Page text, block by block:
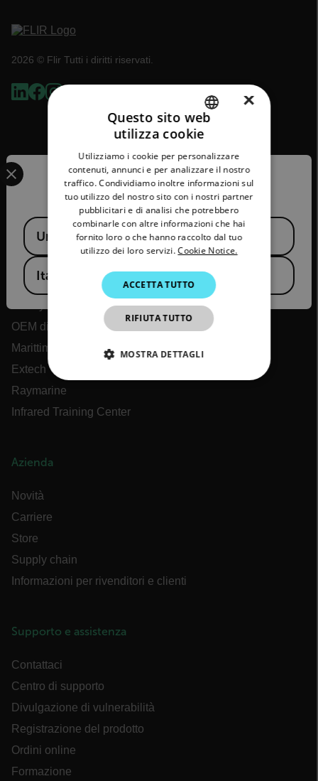
2026 © Flir Tutti i diritti riservati.
Flir
Informazioni su Flir
Tecnologie Teledyne
Teledyne FLIR Defense
OEM di Teledyne FLIR
Marittimo di Flir
Extech
Raymarine
Infrared Training Center
Azienda
Novità
Carriere
Store
Supply chain
Informazioni per rivenditori e clienti
Supporto e assistenza
Contattaci
Centro di supporto
Divulgazione di vulnerabilità
Registrazione del prodotto
Ordini online
Formazione
Confirm Location
Select your preferred country and language from the
Available Locations
United States
Italy
ENGLISH
GERMAN
FRENCH
SPANISH
PORTUGUESE
KOREAN
JAPANESE
CHINESE
×
Questo sito web
utilizza cookie
Utilizziamo i cookie per personalizzare
contenuti, annunci e per analizzare il nostro
traffico. Condividiamo inoltre informazioni sul
tuo utilizzo del nostro sito con i nostri partner
pubblicitari e di analisi che potrebbero
combinarle con altre informazioni che hai
fornito loro o che hanno raccolto dal tuo
utilizzo dei loro servizi. Cookie Notice.
ACCETTA TUTTO
RIFIUTA TUTTO
MOSTRA DETTAGLI
PERFORMANCE
sito web non può essere utilizzato correttamente
cart_products_oids
cashrun_session_id